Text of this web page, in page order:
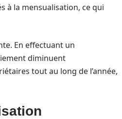
à la mensualisation, ce qui
En effectuant un
diminuent
tout au long de l’année,